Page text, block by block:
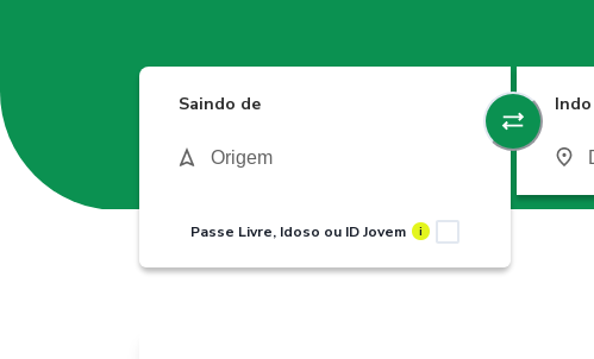
Saindo de
Passe Livre, Idoso ou ID Jovem i